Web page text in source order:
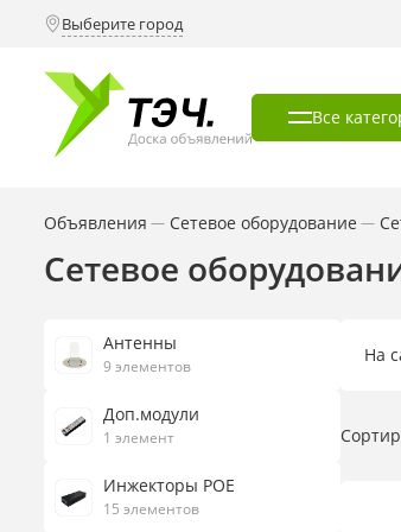
Выберите город
Все
Объявления — Сетевое оборудование —
Cетевое
Антенны
9 элементов
Доп.модули
1 элемент
Инжекторы POE
15 элементов
На